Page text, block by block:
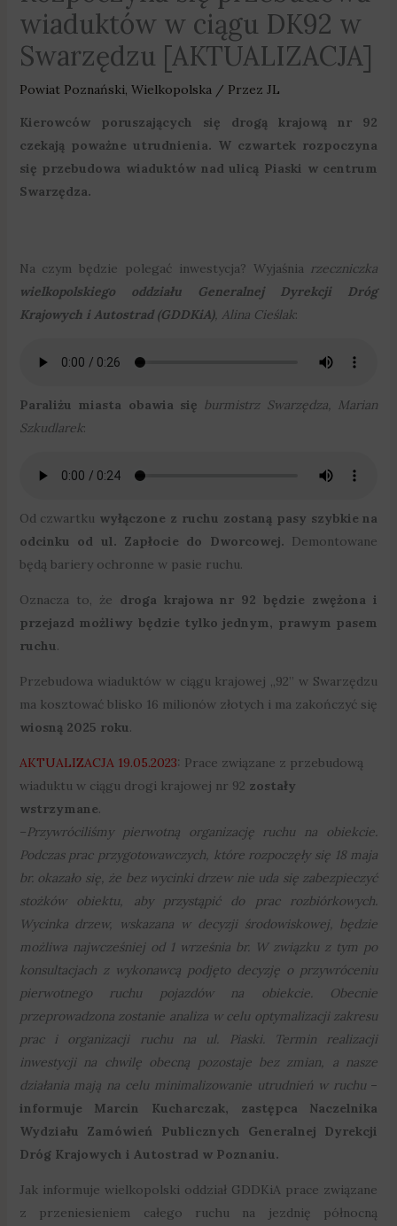
wiaduktów w ciągu DK92 w
Swarzędzu [AKTUALIZACJA]
Powiat Poznański, Wielkopolska/ Przez JL
Kierowców poruszających się drogą krajową nr 92
czekają poważne utrudnienia. W czwartek rozpoczyna
się przebudowa wiaduktów nad ulicą Piaski w centrum
Swarzędza.
Na czym będzie polegać inwestycja? Wyjaśnia rzeczniczka
wielkopolskiego oddziału Generalnej Dyrekcji Dróg
Krajowych i Autostrad (GDDKiA), Alina Cieślak:
Paraliżu miasta obawia się burmistrz Swarzędza, Marian
Szkudlarek:
Od czwartku wyłączone z ruchu zostaną pasy szybkie na
odcinku od ul. Zapłocie do Dworcowej. Demontowane
będą bariery ochronne w pasie ruchu.
Oznacza to, że droga krajowa nr 92 będzie zwężona i
przejazd możliwy będzie tylko jednym, prawym pasem
ruchu.
Przebudowa wiaduktów w ciągu krajowej „92” w Swarzędzu
ma kosztować blisko 16 milionów złotych i ma zakończyć się
wiosną 2025 roku.
AKTUALIZACJA 19.05.2023: Prace związane z przebudową
wiaduktu w ciągu drogi krajowej nr 92 zostały
wstrzymane.
–Przywróciliśmy pierwotną organizację ruchu na obiekcie.
Podczas prac przygotowawczych, które rozpoczęły się 18 maja
br. okazało się, że bez wycinki drzew nie uda się zabezpieczyć
stożków obiektu, aby przystąpić do prac rozbiórkowych.
Wycinka drzew, wskazana w decyzji środowiskowej, będzie
możliwa najwcześniej od 1 września br. W związku z tym po
konsultacjach z wykonawcą podjęto decyzję o przywróceniu
pierwotnego ruchu pojazdów na obiekcie. Obecnie
przeprowadzona zostanie analiza w celu optymalizacji zakresu
prac i organizacji ruchu na ul. Piaski. Termin realizacji
inwestycji na chwilę obecną pozostaje bez zmian, a nasze
działania mają na celu minimalizowanie utrudnień w ruchu –
informuje Marcin Kucharczak, zastępca Naczelnika
Wydziału Zamówień Publicznych Generalnej Dyrekcji
Dróg Krajowych i Autostrad w Poznaniu.
Jak informuje wielkopolski oddział GDDKiA prace związane
z przeniesieniem całego ruchu na jezdnię północną